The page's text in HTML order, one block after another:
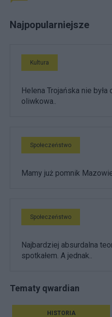
Najpopularniejsze
Kultura
Helena Trojańska nie była
oliwkowa..
Społeczeństwo
Mamy już pomnik
Społeczeństwo
Najbardziej absurdalna
spotkałem. A jednak..
Tematy qwardian
HISTORIA